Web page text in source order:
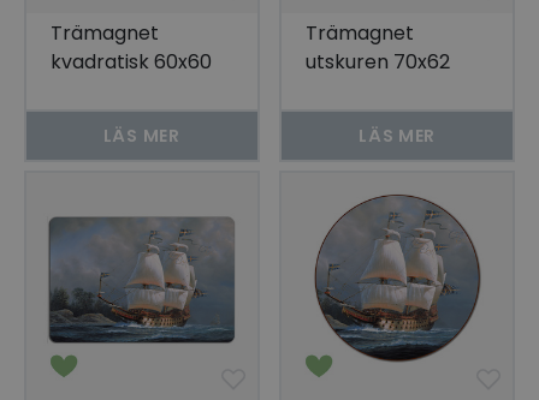
Trämagnet
kvadratisk 60x60
LÄS MER
Trämagnet
utskuren 70x62
LÄS MER